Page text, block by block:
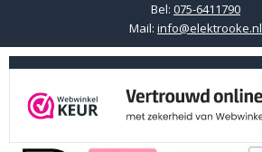
Bel: 075-6411790
Mail: info@elektrooke.nl